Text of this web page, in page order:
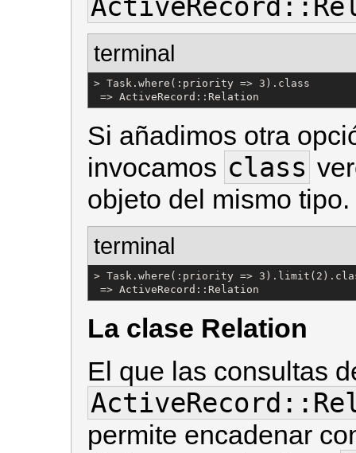
terminal
> Task.where(:priority => 3).class
=> ActiveRecord::Relation
Si añadimos otra
invocamos class
objeto del mismo tipo.
terminal
> Task.where(:priority =>
=> ActiveRecord::Relation
La clase Relation
El que las consultas
permite encadenar